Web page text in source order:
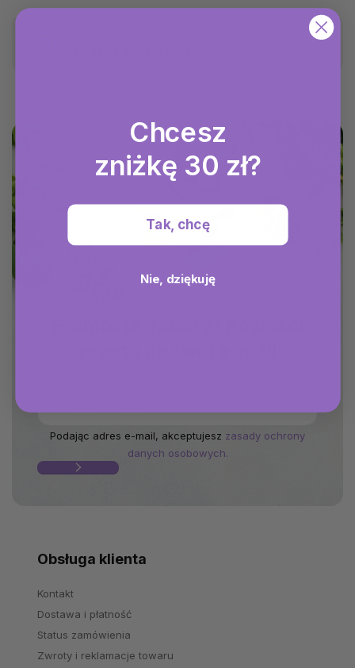
Podając adres e-mail, akceptujesz zasady ochrony
danych osobowych.
Obsługa klienta
Kontakt
Dostawa i płatność
Status zamówienia
Zwroty i reklamacje towaru
Chcesz
zniżkę 30 zł?
Tak, chcę
Nie, dziękuję